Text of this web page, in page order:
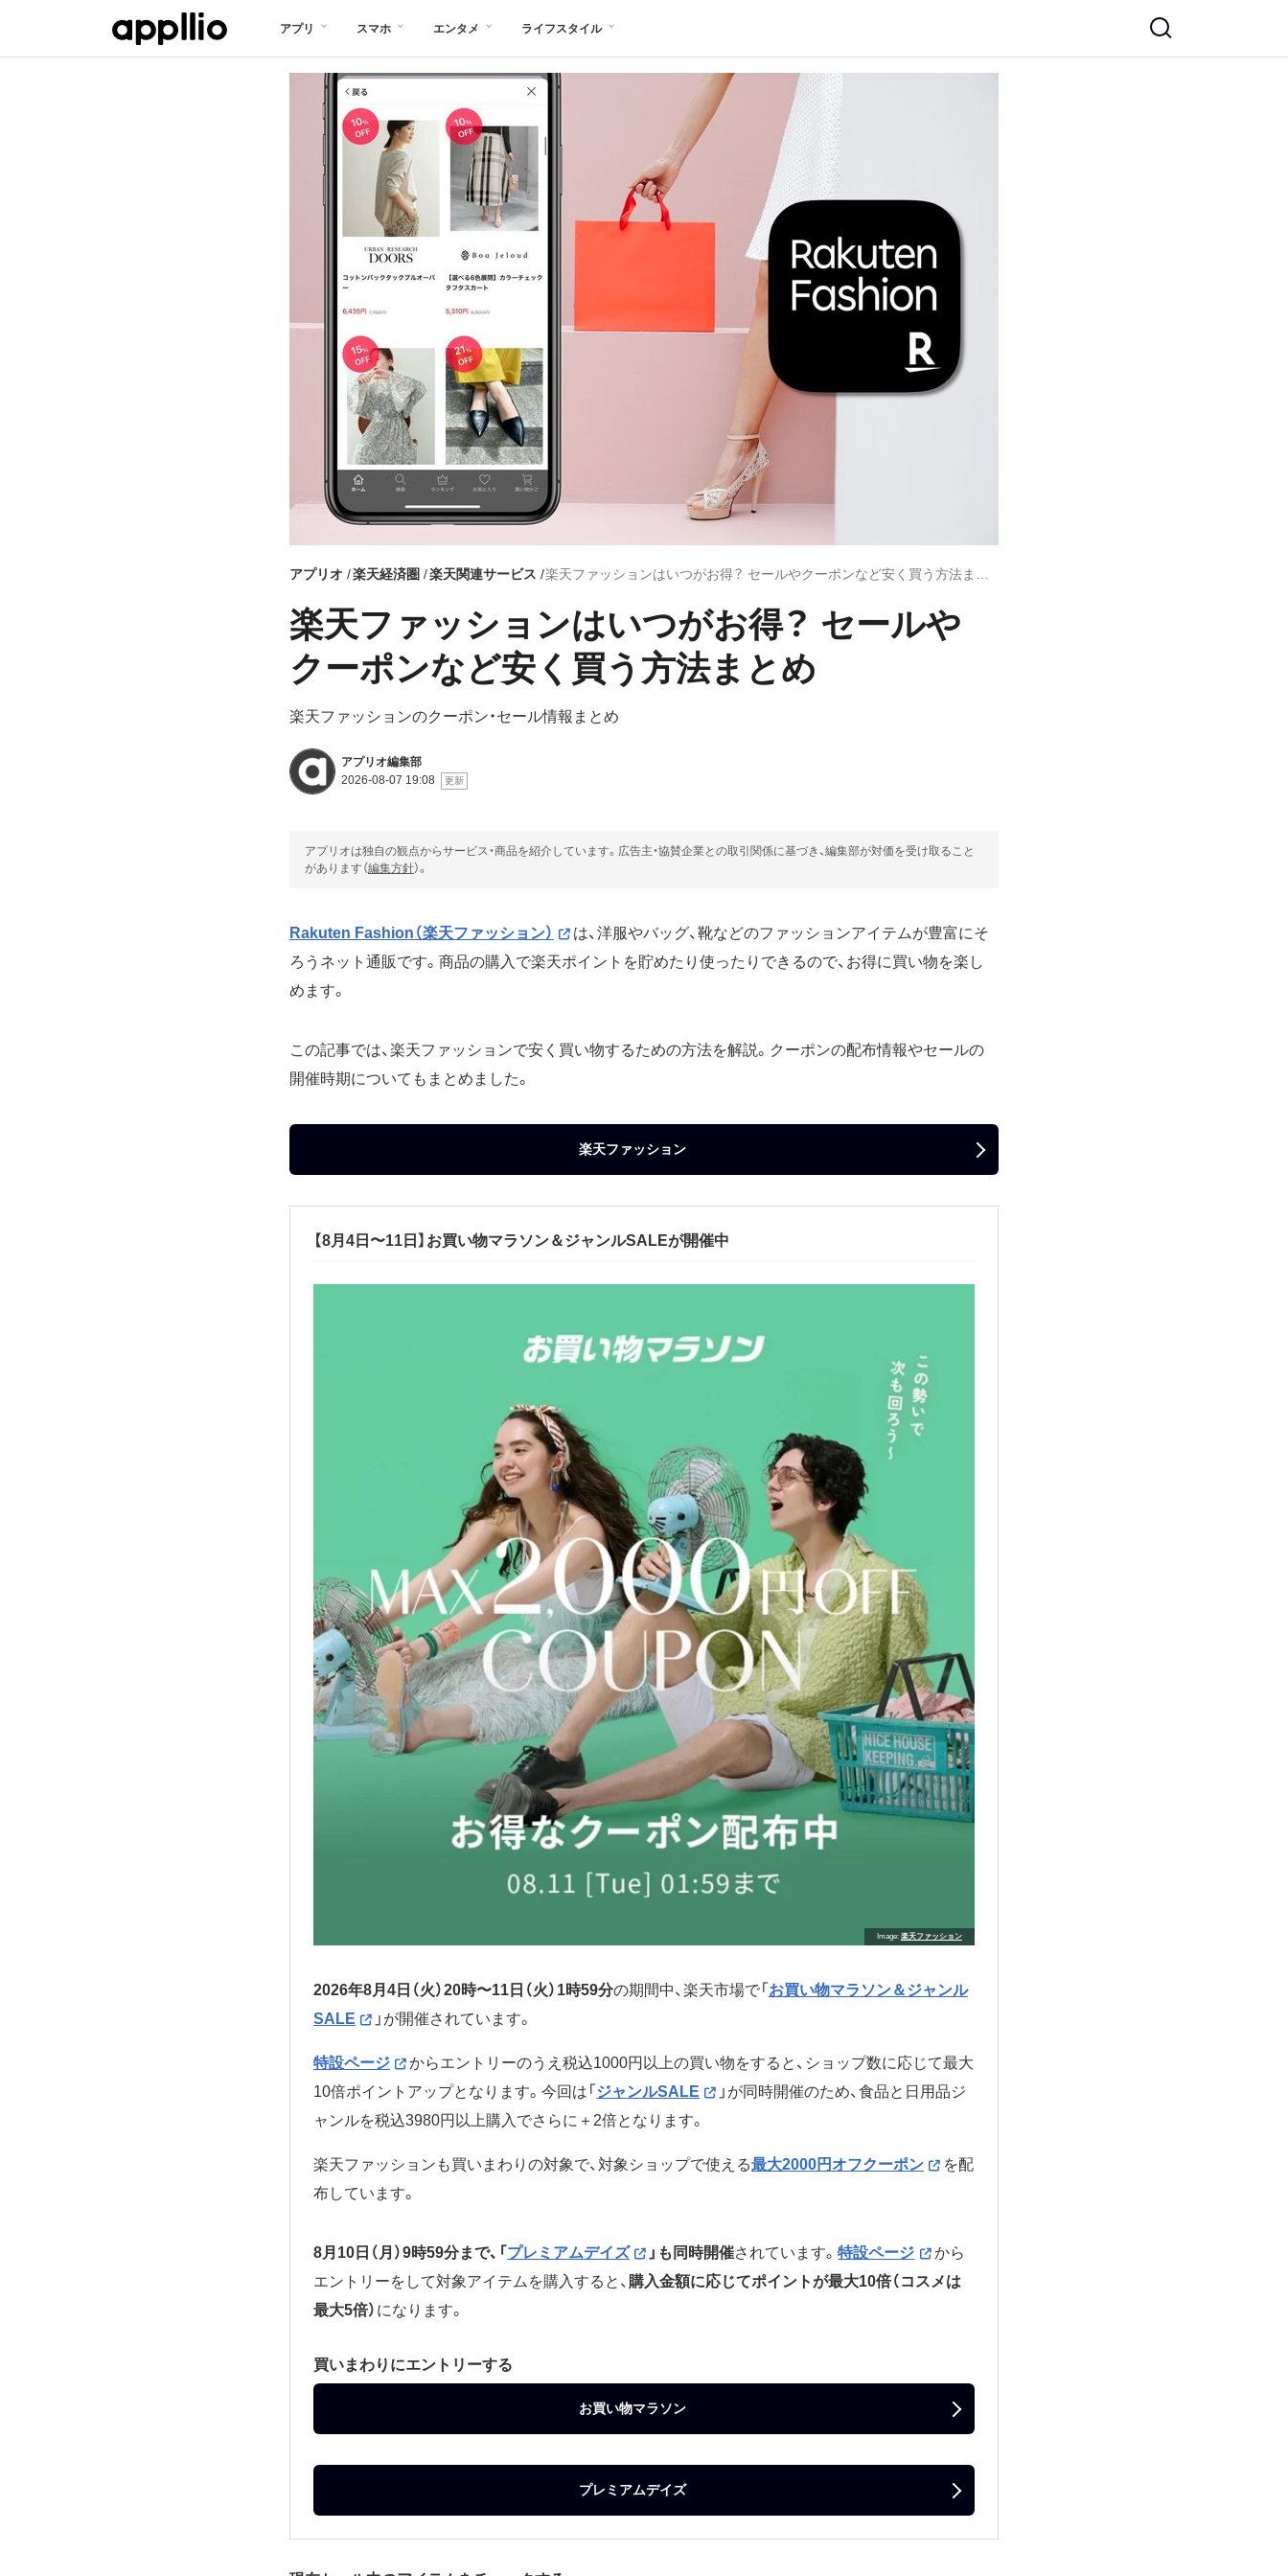
アプリ スマホ エンタメ ライフスタイル
アプリオ 楽天経済圏 楽天関連サービス
楽天ファッションはいつがお得？ セールや
クーポンなど安く買う方法まとめ
楽天ファッションのクーポン・セール情報まとめ
アプリオ編集部
2026-08-07 19:08
アプリオは独自の観点からサービス・商品を紹介しています。広告主・協賛企業との取引関係に基づき、編集部が対価を受け取ること
があります（編集方針）。
Rakuten Fashion（楽天ファッション）
は、洋服やバッグ、靴などのファッションアイテムが豊富にそ
ろうネット通販です。商品の購入で楽天ポイントを貯めたり使ったりできるので、お得に買い物を楽し
めます。
この記事では、楽天ファッションで安く買い物するための方法を解説。クーポンの配布情報やセールの
開催時期についてもまとめました。
楽天ファッション
【8月4日〜11日】お買い物マラソン＆ジャンルSALEが開催中
Image 楽天ファッション
2026年8月4日（火）20時〜11日（火）1時59分の期間中、楽天市場で「 お買い物マラソン＆ジャンル
SALE
」が開催されています。
特設ページ
からエントリーのうえ税込1000円以上の買い物をすると、ショップ数に応じて最大
10倍ポイントアップとなります。今回は「 ジャンルSALE
」が同時開催のため、食品と日用品ジ
ャンルを税込3980円以上購入でさらに＋2倍となります。
楽天ファッションも買いまわりの対象で、対象ショップで使える最大2000円オフクーポン
を配
布しています。
8月10日（月）9時59分まで、「 プレミアムデイズ 」も同時開催されています。特設ページ
から
エントリーをして対象アイテムを購入すると、 購入金額に応じてポイントが最大10倍（コスメは
最大5倍） になります。
買いまわりにエントリーする
お買い物マラソン
プレミアムデイズ